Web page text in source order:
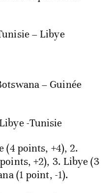
– Libye
– Guinée
-Tunisie
(4 points, +4), 2.
+2), 3. Libye (3
(1 point, -1).